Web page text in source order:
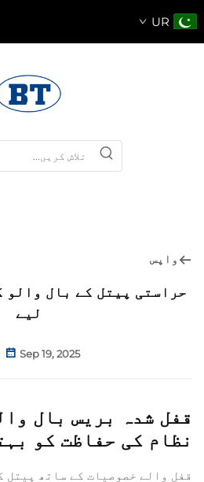
UR
واپس
حراستی پیتل کے بال والو
لیے
Sep 19, 2025
قفل شدہ بریس بال
نظام کی حفاظت کو
قفل والے خصوصیات کے ساتھ پیتل